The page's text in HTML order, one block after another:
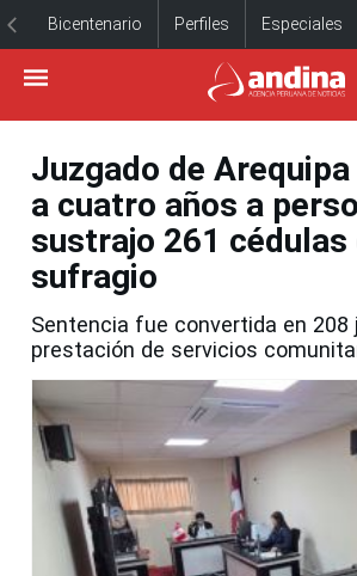
Bicentenario Perfiles Especiales
Juzgado de
a cuatro años a
sustrajo 261 cédulas
sufragio
Sentencia fue convertida en 208
prestación de servicios